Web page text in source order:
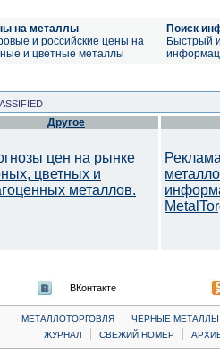
на металлы
и российские цены на
и цветные металлы
Поиск
Быстрый
Другое
цен на рынке
цветных и
металлов.
ВКонтакте
МЕТАЛЛОТОРГОВЛЯ | ЧЕРНЫЕ МЕТАЛЛЫ
ЖУРНАЛ
| СВЕЖИЙ НОМЕР |